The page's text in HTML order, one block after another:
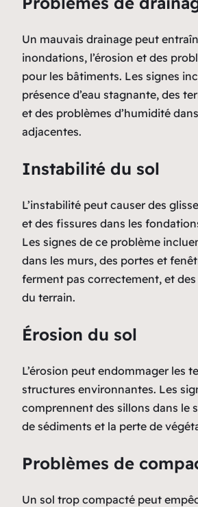
Un mauvais drainage peut
inondations, l’érosion et des
pour les bâtiments. Les signes
présence d’eau stagnante, des
et des problèmes d’humidité
adjacentes.
Instabilité du sol
L’instabilité peut causer des
et des fissures dans les
Les signes de ce problème
dans les murs, des portes et
ferment pas correctement, et
du terrain.
Érosion du sol
L’érosion peut endommager les
structures environnantes. Les
comprennent des sillons dans le
de sédiments et la perte de
Problèmes de
Un sol trop compacté peut